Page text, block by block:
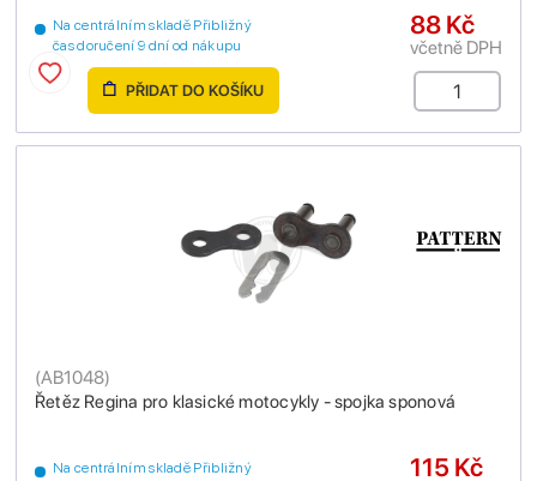
Na centrálním skladě Přibližný
čas doručení 9 dní od nákupu
88 Kč
včetně DPH
PŘIDAT DO KOŠÍKU
Řetěz Regina pro klasické motocykly - spojka sponová
(AB1048)
Na centrálním skladě Přibližný
115 Kč